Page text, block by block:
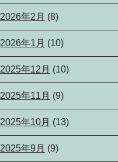
2026年2月 (8)
2026年1月 (10)
2025年12月 (10)
2025年11月 (9)
2025年10月 (13)
2025年9月 (9)